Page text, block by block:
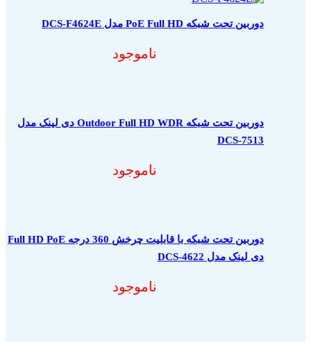
دوربین تحت شبکه PoE Full HD مدل DCS-F4624E
ناموجود
دوربین تحت شبکه Outdoor Full HD WDR دی لینک مدل
DCS-7513
ناموجود
دوربین تحت شبکه با قابلیت چرخش 360 درجه Full HD PoE
دی لینک مدل DCS-4622
ناموجود